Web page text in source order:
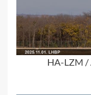
HA-LZM /